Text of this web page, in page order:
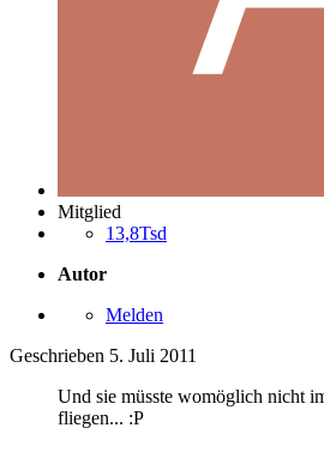
Mitglied
13,8Tsd
Autor
Melden
Geschrieben 5. Juli 2011
Und sie müsste womöglich nicht
fliegen... :P